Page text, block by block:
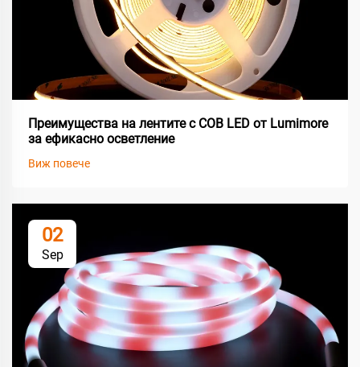
Преимущества на лентите с COB LED от Lumimore
за ефикасно осветление
Виж повече
02
Sep